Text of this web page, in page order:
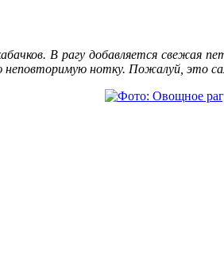
В рагу добавляется свежая
нотку. Пожалуй, это